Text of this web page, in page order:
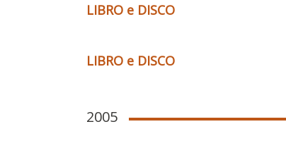
LIBRO e DISCO
LIBRO e DISCO
2005